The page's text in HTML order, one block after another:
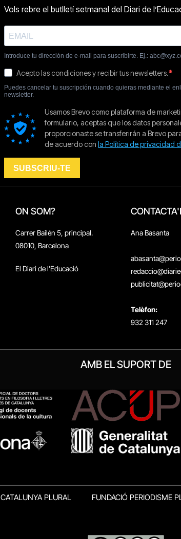
ON SOM?
Carrer Bailén 5, principal.
08010, Barcelona
El Diari de l'Educació
Ana Basanta
Telèfon:
932 311 247
AMB EL SUPORT DE
CATALUNYA PLURAL FUNDACIÓ PERIODISME